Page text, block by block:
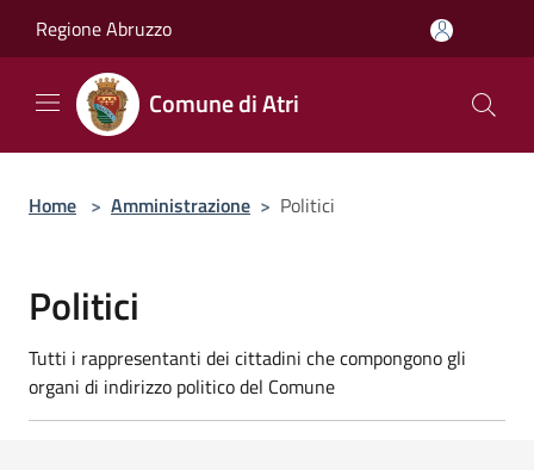
Regione Abruzzo
Comune di Atri
Home > Amministrazione > Politici
Politici
Tutti i rappresentanti dei cittadini che compongono gli
organi di indirizzo politico del Comune